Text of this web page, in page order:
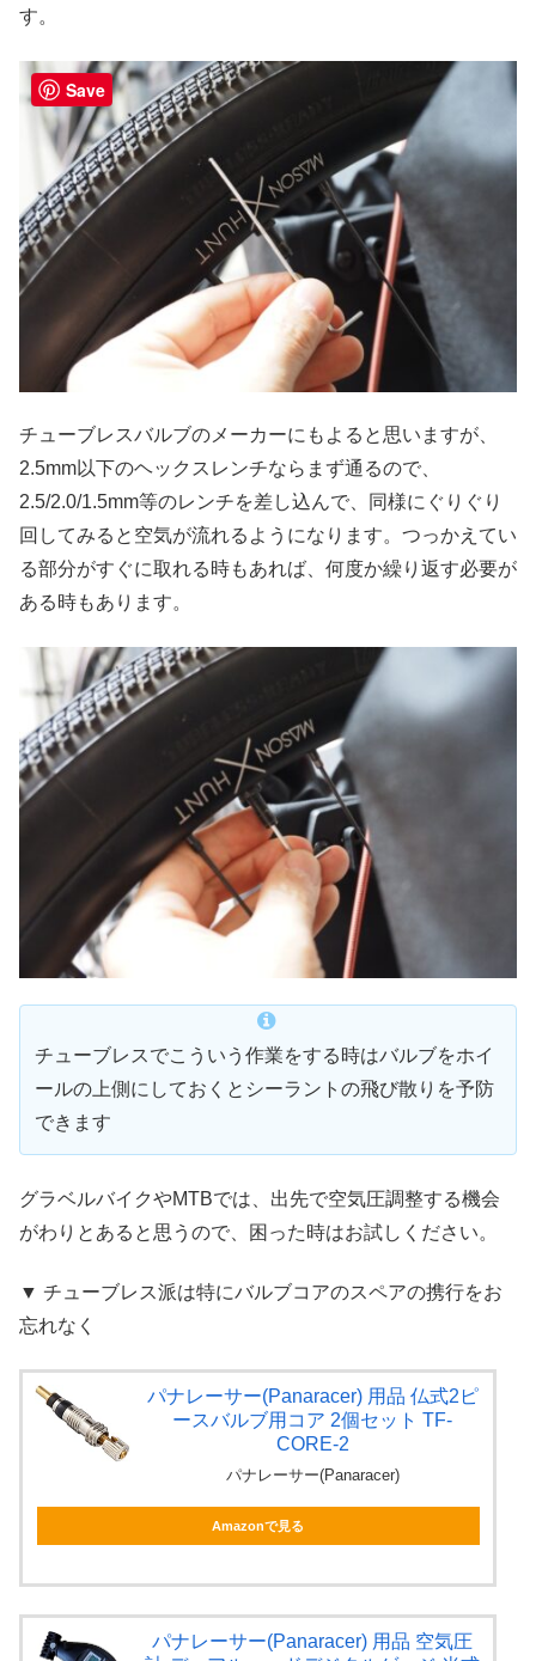
す。
チューブレスバルブのメーカーにもよると思いますが、
2.5mm以下のヘックスレンチならまず通るので、
2.5/2.0/1.5mm等のレンチを差し込んで、同様にぐりぐり
回してみると空気が流れるようになります。つっかえてい
る部分がすぐに取れる時もあれば、何度か繰り返す必要が
ある時もあります。
チューブレスでこういう作業をする時はバルブをホイ
ールの上側にしておくとシーラントの飛び散りを予防
できます
グラベルバイクやMTBでは、出先で空気圧調整する機会
がわりとあると思うので、困った時はお試しください。
▼ チューブレス派は特にバルブコアのスペアの携行をお
忘れなく
パナレーサー(Panaracer) 用品 仏式2ピ
ースバルブ用コア 2個セット TF-
CORE-2
パナレーサー(Panaracer)
Amazonで見る
パナレーサー(Panaracer) 用品 空気圧
Save